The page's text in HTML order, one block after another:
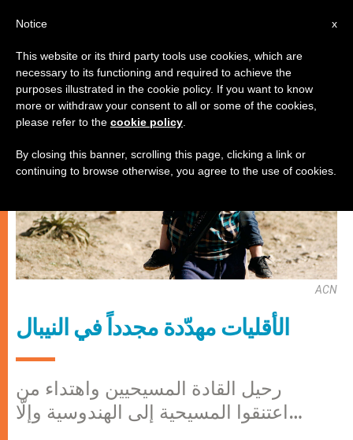
كنيسة محليّة
ACN
الأقليات مهدّدة مجدداً في النيبال
رحيل القادة المسيحيين واهتداء من
اعتنقوا المسيحية إلى الهندوسية وإلّا…
x
Notice
This website or its third party tools use cookies, which are
necessary to its functioning and required to achieve the
purposes illustrated in the cookie policy. If you want to know
more or withdraw your consent to all or some of the cookies,
please refer to the cookie policy
By closing this banner, scrolling this page, clicking a link or
continuing to browse otherwise, you agree to the use of cookies.